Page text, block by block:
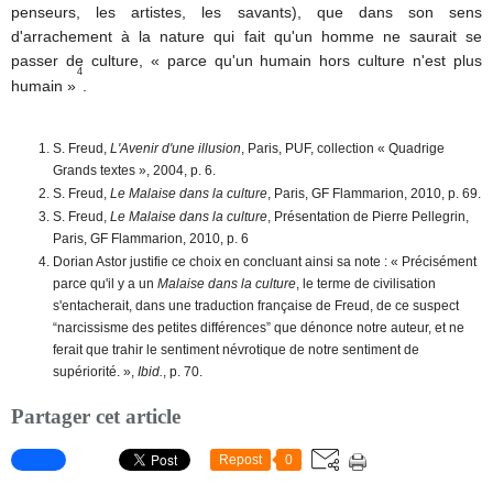
penseurs, les artistes, les savants), que dans son sens
d'arrachement à la nature qui fait qu'un homme ne saurait se
passer de culture, « parce qu'un humain hors culture n'est plus
humain »
4
S. Freud, L'Avenir d'une illusion , Paris, PUF, collection « Quadrige
Grands textes », 2004, p. 6.
S. Freud, Le Malaise dans la culture, Paris, GF Flammarion, 2010, p. 69.
S. Freud, Le Malaise dans la culture, Présentation de Pierre Pellegrin,
Paris, GF Flammarion, 2010, p. 6
Dorian Astor justifie ce choix en concluant ainsi sa note : « Précisément
parce qu'il y a un Malaise dans la culture, le terme de civilisation
s'entacherait, dans une traduction française de Freud, de ce suspect
“narcissisme des petites différences” que dénonce notre auteur, et ne
ferait que trahir le sentiment névrotique de notre sentiment de
supériorité. », Ibid., p. 70.
Partager cet article
Repost 0